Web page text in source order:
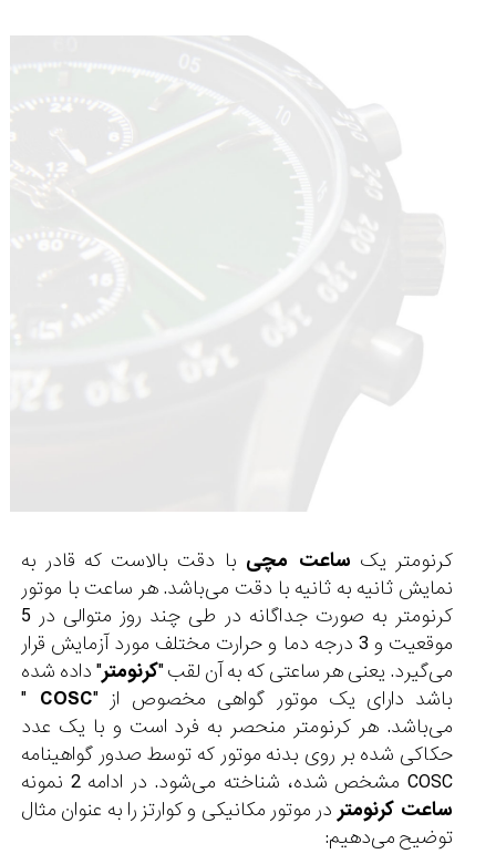
کرنومتر یک ساعت مچی با دقت بالاست که قادر به
نمایش ثانیه به ثانیه با دقت می‌باشد. هر ساعت با موتور
کرنومتر
به صورت جداگانه در طی چند روز متوالی در 5
موقعیت و 3 درجه دما و حرارت مختلف مورد آزمایش قرار
می‌گیرد. یعنی هر ساعتی که به آن لقب "کرنومتر" داده شده
باشد دارای یک موتور گواهی مخصوص از "COSC
"
می‌باشد. هر کرنومتر منحصر به فرد است و با یک عدد
حکاکی شده بر روی بدنه موتور که توسط صدور گواهینامه
COSC مشخص شده، شناخته می‌شود. در ادامه 2 نمونه
ساعت کرنومتر در موتور مکانیکی و کوارتز را به عنوان مثال
توضیح می‌دهیم: